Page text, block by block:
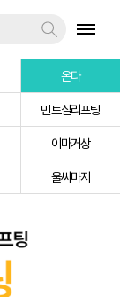
온다
민트실리프팅
이마거상
울써마지